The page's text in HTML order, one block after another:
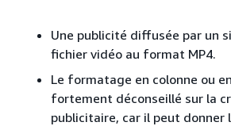
Une publicité diffusée par un
fichier vidéo au format MP4.
Le formatage en colonne ou
fortement déconseillé sur la
publicitaire, car il peut donner